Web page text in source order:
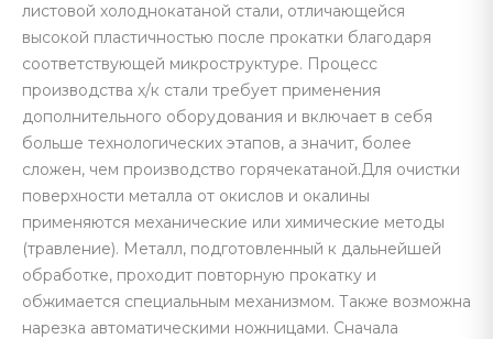
листовой холоднокатаной стали, отличающейся
высокой пластичностью после прокатки благодаря
соответствующей микроструктуре. Процесс
производства х/к стали требует применения
дополнительного оборудования и включает в себя
больше технологических этапов, а значит, более
сложен, чем производство горячекатаной.Для очистки
поверхности металла от окислов и окалины
применяются механические или химические методы
(травление). Металл, подготовленный к дальнейшей
обработке, проходит повторную прокатку и
обжимается специальным механизмом. Также возможна
нарезка автоматическими ножницами. Сначала